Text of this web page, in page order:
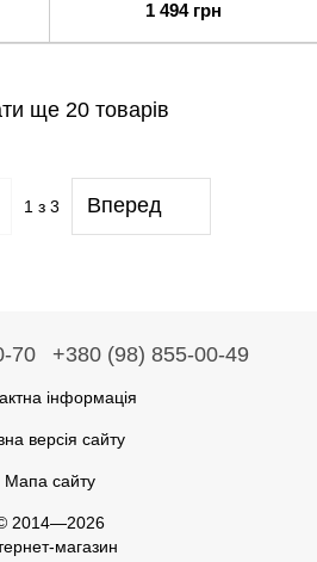
1 494 грн
ще 20 товарів
1 з 3 Вперед
70 +380 (98) 855-00-49
інформація
версія сайту
Мапа сайту
2014—2026
магазин